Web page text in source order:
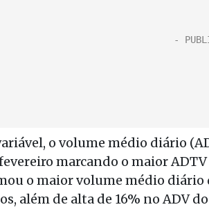
o volume médio diário
marcando o maior
o maior volume médio diário
além de alta de 16% no ADV